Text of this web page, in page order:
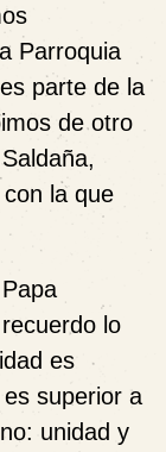
Parroquia
parte de la
de otro
la que
lo
es
superior a
unidad y